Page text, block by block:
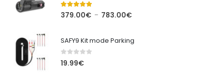
5.00out of 5
379.00€ – 783.00€Plage
379.00€
SAFY9 Kit mode Parking
0out of 5
19.99€